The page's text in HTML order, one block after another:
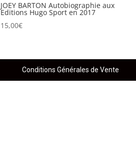
JOEY BARTON Autobiographie aux
Editions Hugo Sport en 2017
15,00€
Conditions Générales de Vente